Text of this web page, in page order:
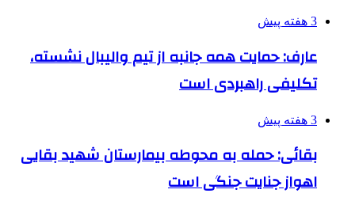
3 هفته پیش
عارف: حمایت همه جانبه از تیم والیبال نشسته،
تکلیفی راهبردی است
3 هفته پیش
بقائی: حمله به محوطه بیمارستان شهید بقایی
اهواز جنایت جنگی است